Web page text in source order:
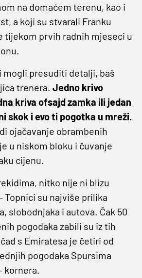
na domaćem terenu, kao i
a koji su stvarali Franku
tijekom prvih radnih mjeseci u
mogli presuditi detalji, baš
trenera. Jedno krivo
kriva ofsajd zamka ili jedan
skok i evo ti pogotka u mreži.
ojačavanje obrambenih
u niskom bloku i čuvanje
cijenu.
nitko nije ni blizu
Topnici su najviše prilika
slobodnjaka i autova. Čak 50
pogodaka zabili su iz tih
s Emiratesa je četiri od
pogodaka Spursima
kornera.